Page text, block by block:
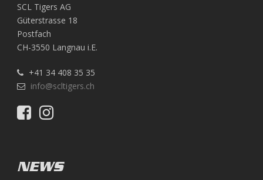
SCL Tigers AG
Güterstrasse 18
Postfach
CH-3550 Langnau i.E.
+41 34 408 35 35
info@scltigers.ch
NEWS